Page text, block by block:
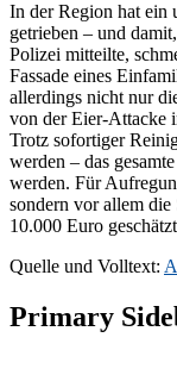
In der Region hat ein
getrieben – und
Polizei mitteilte,
Fassade eines
allerdings nicht nur
von der Eier-Attacke
Trotz sofortiger
werden – das
werden. Für
sondern vor allem
10.000 Euro
Quelle und Volltext:
Primary